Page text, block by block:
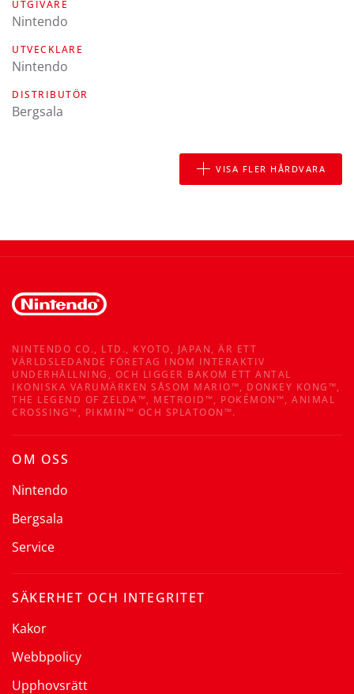
UTGIVARE
Nintendo
UTVECKLARE
Nintendo
DISTRIBUTÖR
Bergsala
VISA FLER HÅRDVARA
NINTENDO CO., LTD., KYOTO, JAPAN, ÄR ETT
VÄRLDSLEDANDE FÖRETAG INOM INTERAKTIV
UNDERHÅLLNING, OCH LIGGER BAKOM ETT ANTAL
IKONISKA VARUMÄRKEN SÅSOM MARIO™, DONKEY KONG™,
THE LEGEND OF ZELDA™, METROID™, POKÉMON™, ANIMAL
CROSSING™, PIKMIN™ OCH SPLATOON™.
OM OSS
Nintendo
Bergsala
Service
SÄKERHET OCH INTEGRITET
Kakor
Webbpolicy
Upphovsrätt